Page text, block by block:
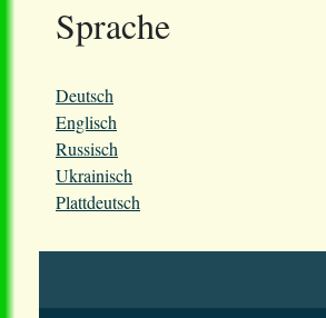
Sprache
Deutsch
Englisch
Russisch
Ukrainisch
Plattdeutsch